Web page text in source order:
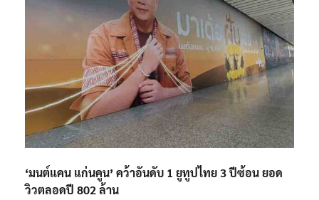
‘มนต์แคน แก่นคูน’ คว้าอันดับ 1 ยูทูปไทย 3 ปีซ้อน ยอด
วิวตลอดปี 802 ล้าน